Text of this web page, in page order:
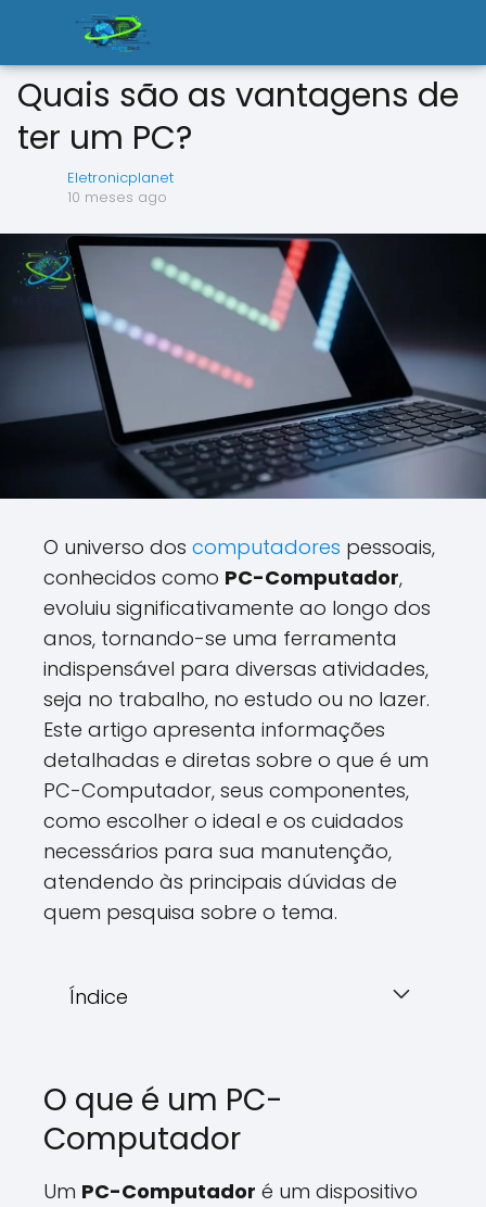
Quais são as vantagens de
ter um PC?
Eletronicplanet
10 meses ago
O universo dos computadores pessoais,
conhecidos como PC-Computador,
evoluiu significativamente ao longo dos
anos, tornando-se uma ferramenta
indispensável para diversas atividades,
seja no trabalho, no estudo ou no lazer.
Este artigo apresenta informações
detalhadas e diretas sobre o que é um
PC-Computador, seus componentes,
como escolher o ideal e os cuidados
necessários para sua manutenção,
atendendo às principais dúvidas de
quem pesquisa sobre o tema.
Índice
O que é um PC-
Computador
Um PC-Computador é um dispositivo